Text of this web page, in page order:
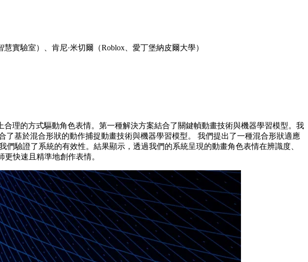
實驗室）、肯尼·米切爾（Roblox、愛丁堡納皮爾大學）
理的方式驅動角色表情。第一種解決方案結合了關鍵幀動畫技術與機器學習模型。我
基於混合形狀的動作捕捉動畫技術與機器學習模型。 我們提出了一種混合形狀適應
驗證了系統的有效性。結果顯示，透過我們的系統呈現的動畫角色表情在辨識度、
快速且精準地創作表情。